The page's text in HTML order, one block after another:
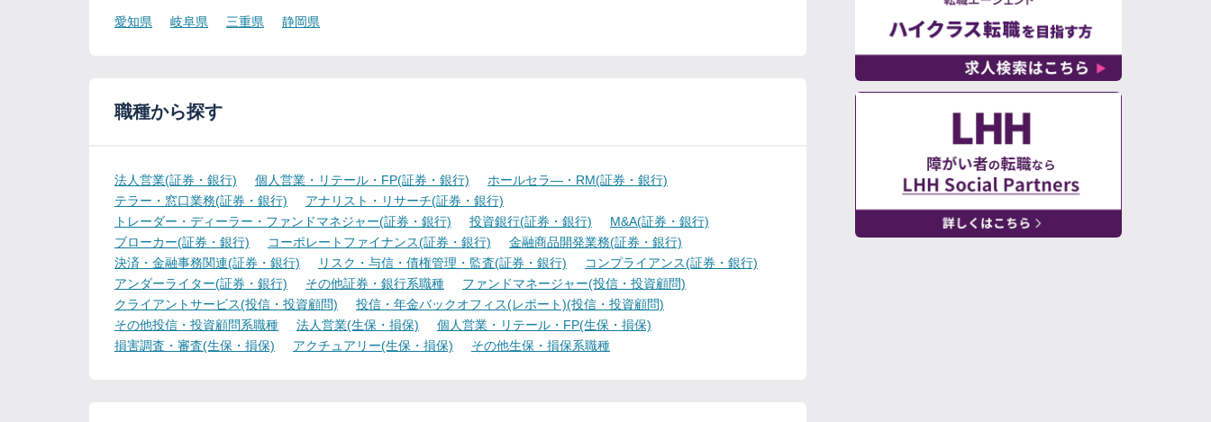
愛知県 岐阜県 三重県 静岡県
職種から探す
法人営業(証券・銀行) 個人営業・リテール・FP(証券・銀行)
ホールセラ―・RM(証券・銀行)
テラー・窓口業務(証券・銀行)
アナリスト・リサーチ(証券・銀行)
トレーダー・ディーラー・ファンドマネジャー(証券・銀行)
投資銀行(証券・銀行)
M&A(証券・銀行)
ブローカー(証券・銀行)
コーポレートファイナンス(証券・銀行)
金融商品開発業務(証券・銀行)
決済・金融事務関連(証券・銀行)
リスク・与信・債権管理・監査(証券・銀行)
コンプライアンス(証券・銀行)
アンダーライター(証券・銀行)
その他証券・銀行系職種
ファンドマネージャー(投信・投資顧問)
クライアントサービス(投信・投資顧問)
投信・年金バックオフィス(レポート)(投信・投資顧問)
その他投信・投資顧問系職種
法人営業(生保・損保)
個人営業・リテール・FP(生保・損保)
損害調査・審査(生保・損保)
アクチュアリー(生保・損保) その他生保・損保系職種